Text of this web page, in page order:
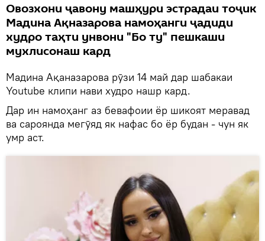
Овозхони ҷавону машҳури эстрадаи тоҷик
Мадина Ақназарова намоҳанги ҷадиди
худро таҳти унвони "Бо ту" пешкаши
мухлисонаш кард
Мадина Ақаназарова рӯзи 14 май дар шабакаи
Youtube клипи нави худро нашр кард.
Дар ин намоҳанг аз бевафоии ёр шикоят меравад
ва сароянда мегӯяд як нафас бо ёр будан - чун як
умр аст.